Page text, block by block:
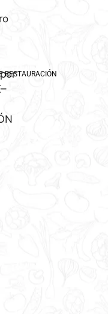
RESTAURACIÓN